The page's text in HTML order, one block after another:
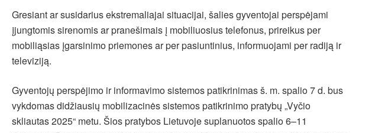
Gresiant ar susidarius ekstremaliajai situacijai, šalies gyventojai perspėjami
įjungtomis sirenomis ar pranešimais į mobiliuosius telefonus, prireikus per
mobiliąsias įgarsinimo priemones ar per pasiuntinius, informuojami per radiją ir
televiziją.
Gyventojų perspėjimo ir informavimo sistemos patikrinimas š. m. spalio 7 d. bus
vykdomas didžiausių mobilizacinės sistemos patikrinimo pratybų „Vyčio
skliautas 2025“ metu. Šios pratybos Lietuvoje suplanuotos spalio 6–11